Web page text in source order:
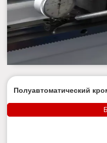
Полуавтоматический
кромкооблицовочный